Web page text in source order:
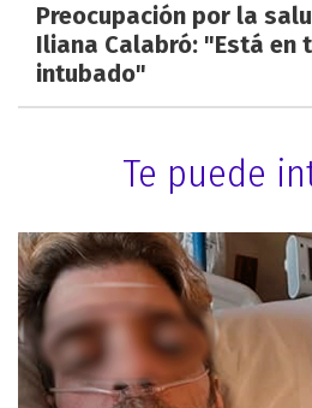
Preocupación por la
Iliana Calabró: "Está en
intubado"
Te puede